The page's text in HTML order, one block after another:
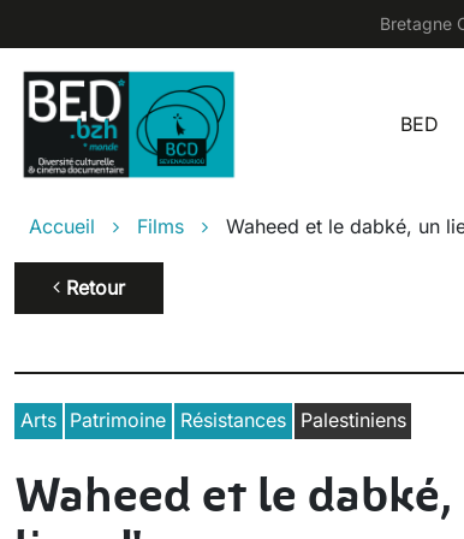
Bretagne
BED
Fil d'Ariane
Accueil Films Waheed et le dabké, un
Retour
Arts Patrimoine Résistances Palestiniens
Waheed et le dabké,